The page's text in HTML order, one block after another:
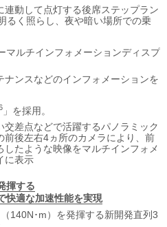
連動して点灯する後席ステップラン
るく照らし、夜や暗い場所での乗
マルチインフォメーションディスプ
ナンスなどのインフォメーションを
」を採用。
交差点などで活躍するパノラミック
前後左右4ヵ所のカメラにより、前
したような映像をマルチインフォメ
に表示
揮する
快適な加速性能を実現
140N･m）を発揮する新開発直列3